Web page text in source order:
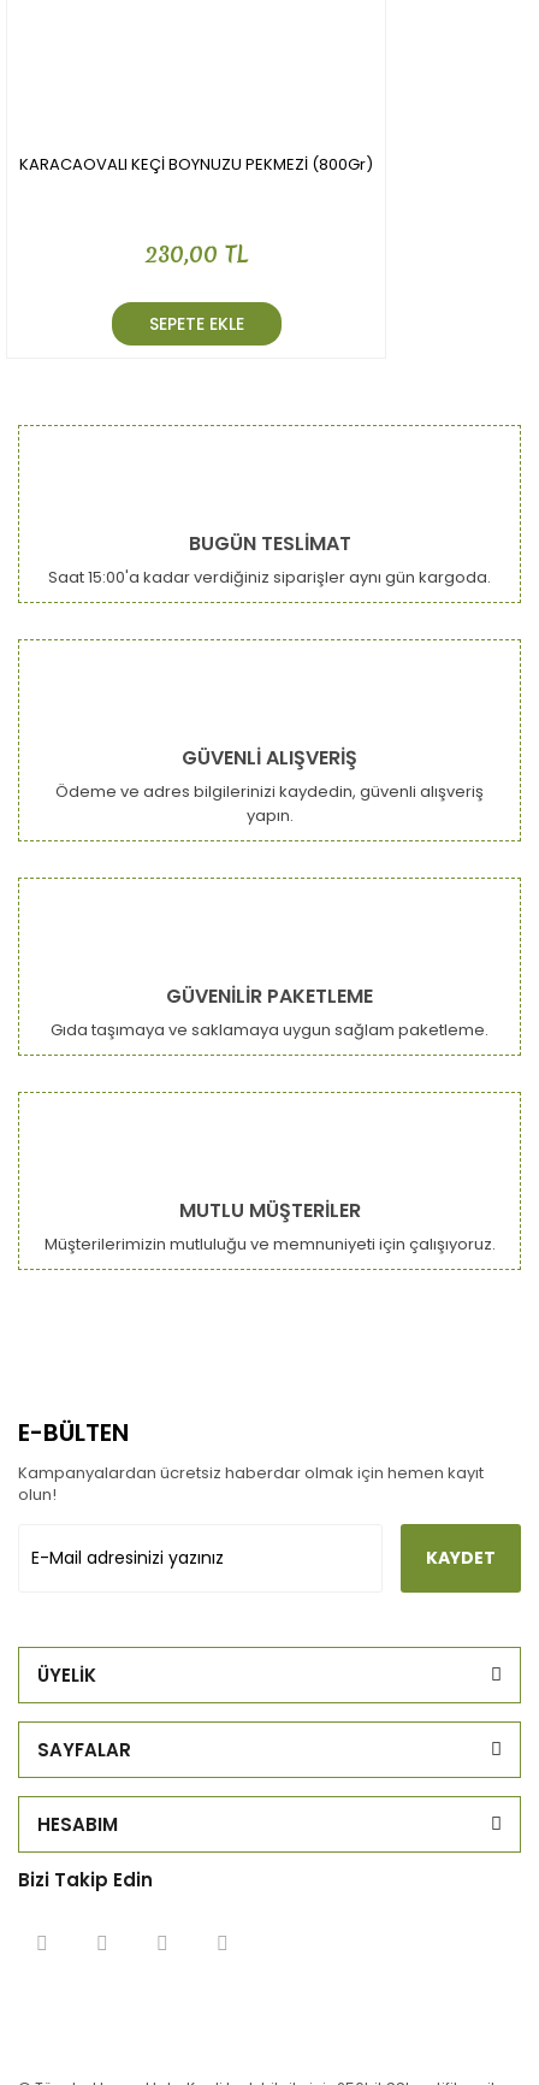
KARACAOVALI KEÇİ BOYNUZU PEKMEZİ (800Gr)
230,00 TL
SEPETE EKLE
BUGÜN TESLİMAT
Saat 15:00'a kadar verdiğiniz siparişler aynı gün kargoda.
GÜVENLİ ALIŞVERİŞ
Ödeme ve adres bilgilerinizi kaydedin, güvenli alışveriş
yapın.
GÜVENİLİR PAKETLEME
Gıda taşımaya ve saklamaya uygun sağlam paketleme.
MUTLU MÜŞTERİLER
Müşterilerimizin mutluluğu ve memnuniyeti için çalışıyoruz.
E-BÜLTEN
Kampanyalardan ücretsiz haberdar olmak için hemen kayıt
olun!
KAYDET
ÜYELİK
SAYFALAR
HESABIM
Bizi Takip Edin